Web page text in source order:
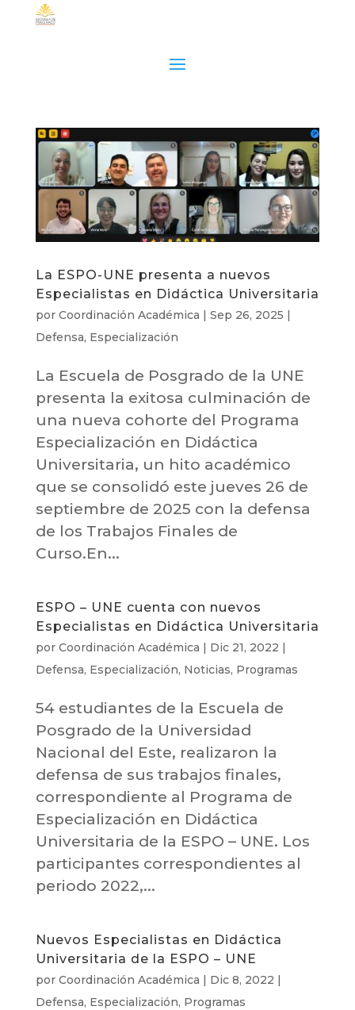
La ESPO-UNE presenta a nuevos
Especialistas en Didáctica Universitaria
por Coordinación Académica | Sep 26, 2025 |
Defensa, Especialización
La Escuela de Posgrado de la UNE
presenta la exitosa culminación de
una nueva cohorte del Programa
Especialización en Didáctica
Universitaria, un hito académico
que se consolidó este jueves 26 de
septiembre de 2025 con la defensa
de los Trabajos Finales de
Curso.En...
ESPO – UNE cuenta con nuevos
Especialistas en Didáctica Universitaria
por Coordinación Académica | Dic 21, 2022 |
Defensa, Especialización, Noticias, Programas
54 estudiantes de la Escuela de
Posgrado de la Universidad
Nacional del Este, realizaron la
defensa de sus trabajos finales,
correspondiente al Programa de
Especialización en Didáctica
Universitaria de la ESPO – UNE. Los
participantes correspondientes al
periodo 2022,...
Nuevos Especialistas en Didáctica
Universitaria de la ESPO – UNE
por Coordinación Académica | Dic 8, 2022 |
Defensa, Especialización, Programas